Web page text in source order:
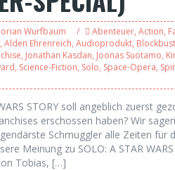
Wurfbaum Abenteuer, Action,
, Alden Ehrenreich, Audioprodukt,
, Jonathan Kasdan, Joonas Suotamo,
, Science-Fiction, Solo, Space-Opera,
STORY soll angeblich zuerst
erschossen haben? Wir
Schmuggler alle Zeiten für
Meinung zu SOLO: A STAR
Tobias, […]